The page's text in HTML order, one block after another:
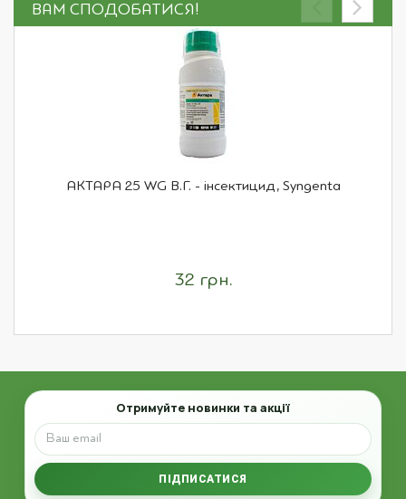
ВАМ СПОДОБАТИСЯ!
АКТАРА 25 WG В.Г. - інсектицид, Syngenta
32 грн.
Email
Отримуйте новинки та акції
ПІДПИСАТИСЯ